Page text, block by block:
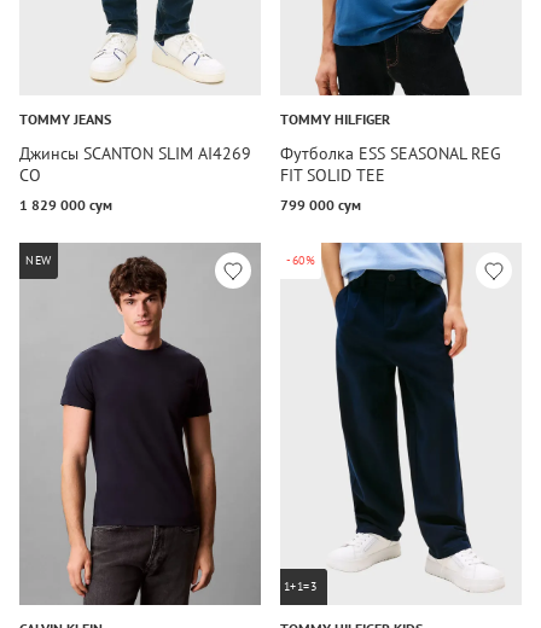
TOMMY JEANS
Джинсы SCANTON SLIM AI4269
CO
1 829 000 сум
TOMMY HILFIGER
Футболка ESS SEASONAL REG
FIT SOLID TEE
799 000 сум
NEW -60%
1+1=3